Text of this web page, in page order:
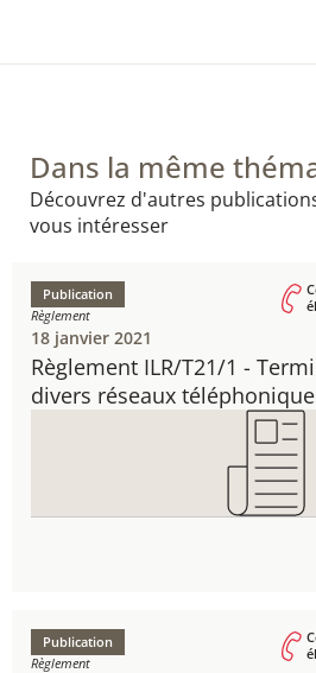
Dans la même
Découvrez d'autres
vous intéresser
Règlement ILR/T21/1 -
divers réseaux
Publication
Règlement
18 janvier 2021
Publication
Règlement